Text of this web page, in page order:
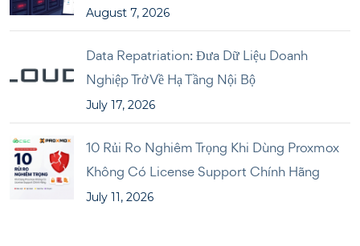
August 7, 2026
Data Repatriation: Đưa Dữ Liệu Doanh
Nghiệp Trở Về Hạ Tầng Nội Bộ
July 17, 2026
10 Rủi Ro Nghiêm Trọng Khi Dùng Proxmox
Không Có License Support Chính Hãng
July 11, 2026